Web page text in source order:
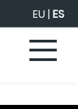
EU|ES